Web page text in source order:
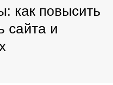
как повысить
сайта и